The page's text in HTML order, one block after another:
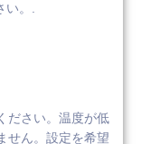
い。.
ださい。温度が低
せん。設定を希望